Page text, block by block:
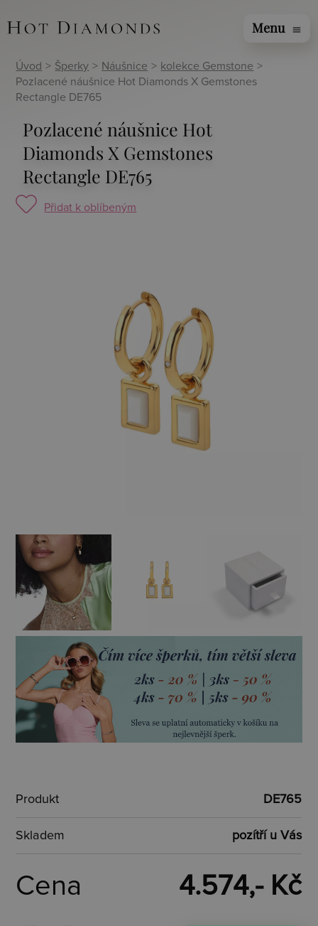
Menu menu
Úvod > Šperky > Náušnice > kolekce Gemstone >
Pozlacené náušnice Hot Diamonds X Gemstones
Rectangle DE765
Pozlacené náušnice Hot
Diamonds X Gemstones
Rectangle DE765
Přidat k oblíbeným
Produkt DE765
Skladem pozítří u Vás
Cena 4.574,- Kč